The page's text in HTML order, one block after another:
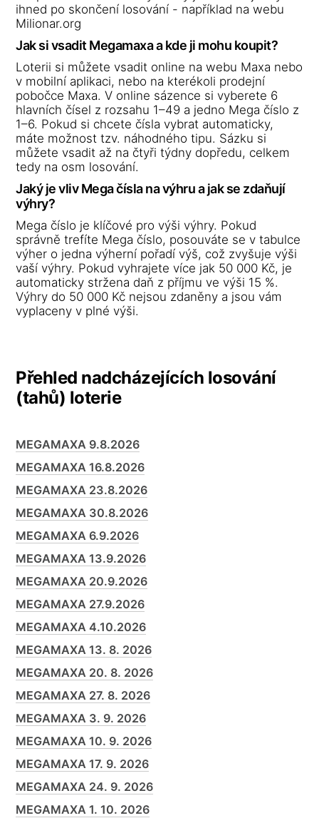
ihned po skončení losování - například na webu
Milionar.org
Jak si vsadit Megamaxa a kde ji mohu koupit?
Loterii si můžete vsadit online na webu Maxa nebo
v mobilní aplikaci, nebo na kterékoli prodejní
pobočce Maxa. V online sázence si vyberete 6
hlavních čísel z rozsahu 1–49 a jedno Mega číslo z
1–6. Pokud si chcete čísla vybrat automaticky,
máte možnost tzv. náhodného tipu. Sázku si
můžete vsadit až na čtyři týdny dopředu, celkem
tedy na osm losování.
Jaký je vliv Mega čísla na výhru a jak se zdaňují
výhry?
Mega číslo je klíčové pro výši výhry. Pokud
správně trefíte Mega číslo, posouváte se v tabulce
výher o jedna výherní pořadí výš, což zvyšuje výši
vaší výhry. Pokud vyhrajete více jak 50 000 Kč, je
automaticky stržena daň z příjmu ve výši 15 %.
Výhry do 50 000 Kč nejsou zdaněny a jsou vám
vyplaceny v plné výši.
Přehled nadcházejících losování
(tahů) loterie
MEGAMAXA 9.8.2026
MEGAMAXA 16.8.2026
MEGAMAXA 23.8.2026
MEGAMAXA 30.8.2026
MEGAMAXA 6.9.2026
MEGAMAXA 13.9.2026
MEGAMAXA 20.9.2026
MEGAMAXA 27.9.2026
MEGAMAXA 4.10.2026
MEGAMAXA 13. 8. 2026
MEGAMAXA 20. 8. 2026
MEGAMAXA 27. 8. 2026
MEGAMAXA 3. 9. 2026
MEGAMAXA 10. 9. 2026
MEGAMAXA 17. 9. 2026
MEGAMAXA 24. 9. 2026
MEGAMAXA 1. 10. 2026